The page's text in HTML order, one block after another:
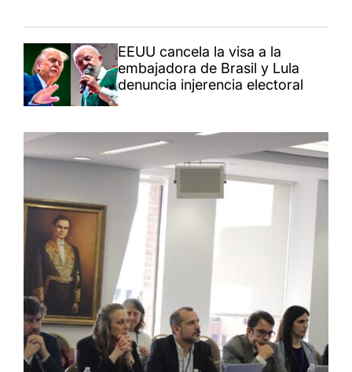
EEUU cancela la visa a la
embajadora de Brasil y Lula
denuncia injerencia electoral